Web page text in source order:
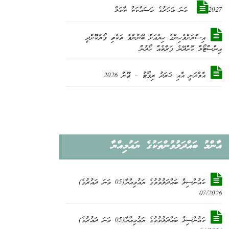
2027 ވަނަ އަހަރުގެ މަސައްކަތު ތާވަލް
އިސްރަށްވެހިންގެ ހިޔާއަށް ބޭނުންވާ ތަކެތި ފޯރުކޮށްދީ
އިންސްޓޯލް ކޮށްދޭނެ ފަރާތެއް ހޯދުން
އާމްދަނީ އާއި ޚަރަދު ރިޕޯޓު – ޖޫން 2026
އާންމު ބައްދަލުވުންތަކުގެ ޔައުމިއްޔާ
ކައުންސިލް ބައްދަލުވުމުގެ ޔައުމިއްޔާ(05 ވަނަ ދައުރުގެ)
07/2026
ކައުންސިލް ބައްދަލުވުމުގެ ޔައުމިއްޔާ(05 ވަނަ ދައުރުގެ)